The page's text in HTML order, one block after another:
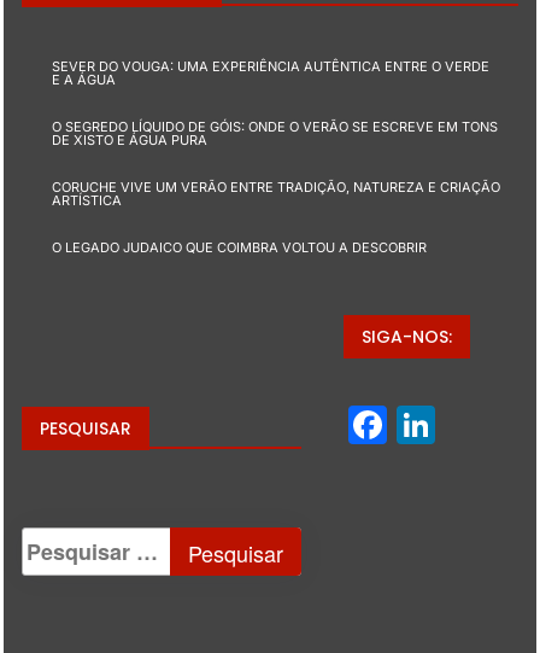
SEVER DO VOUGA: UMA EXPERIÊNCIA AUTÊNTICA ENTRE O VERDE
E A ÁGUA
O SEGREDO LÍQUIDO DE GÓIS: ONDE O VERÃO SE ESCREVE EM TONS
DE XISTO E ÁGUA PURA
CORUCHE VIVE UM VERÃO ENTRE TRADIÇÃO, NATUREZA E CRIAÇÃO
ARTÍSTICA
O LEGADO JUDAICO QUE COIMBRA VOLTOU A DESCOBRIR
PESQUISAR
SIGA-NOS: